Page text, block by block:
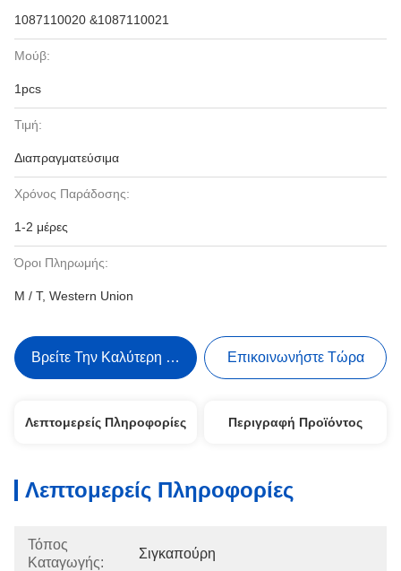
1087110020 &1087110021
Μούβ:
1pcs
Τιμή:
Διαπραγματεύσιμα
Χρόνος Παράδοσης:
1-2 μέρες
Όροι Πληρωμής:
Μ / Τ, Western Union
Βρείτε Την Καλύτερη Τιμή Επικοινωνήστε Τώρα
Λεπτομερείς Πληροφορίες Περιγραφή Προϊόντος
Λεπτομερείς Πληροφορίες
Τόπος
Καταγωγής:
Σιγκαπούρη